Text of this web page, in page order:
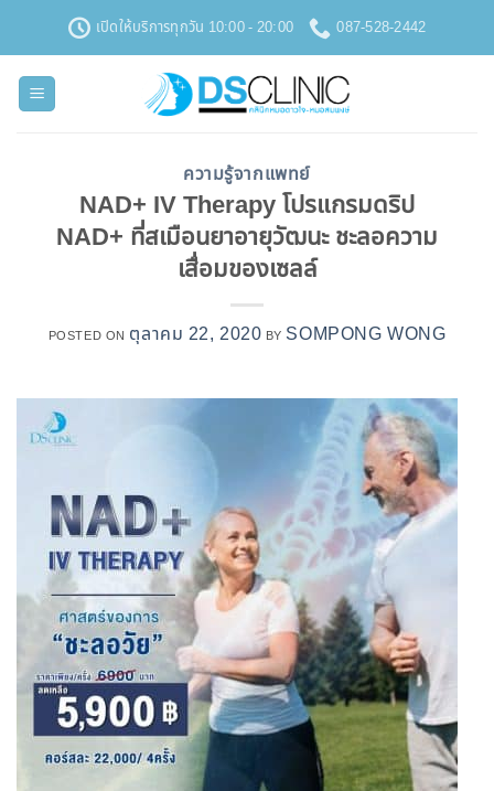
เนื้อหา
เปิดให้บริการทุกวัน 10:00 - 20:00 087-528-2442
ความรู้จากแพทย์
NAD+ IV Therapy โปรแกรมดริป
NAD+ ที่สเมือนยาอายุวัฒนะ ชะลอความ
เสื่อมของเซลล์
POSTED ON ตุลาคม 22, 2020 BY SOMPONG WONG